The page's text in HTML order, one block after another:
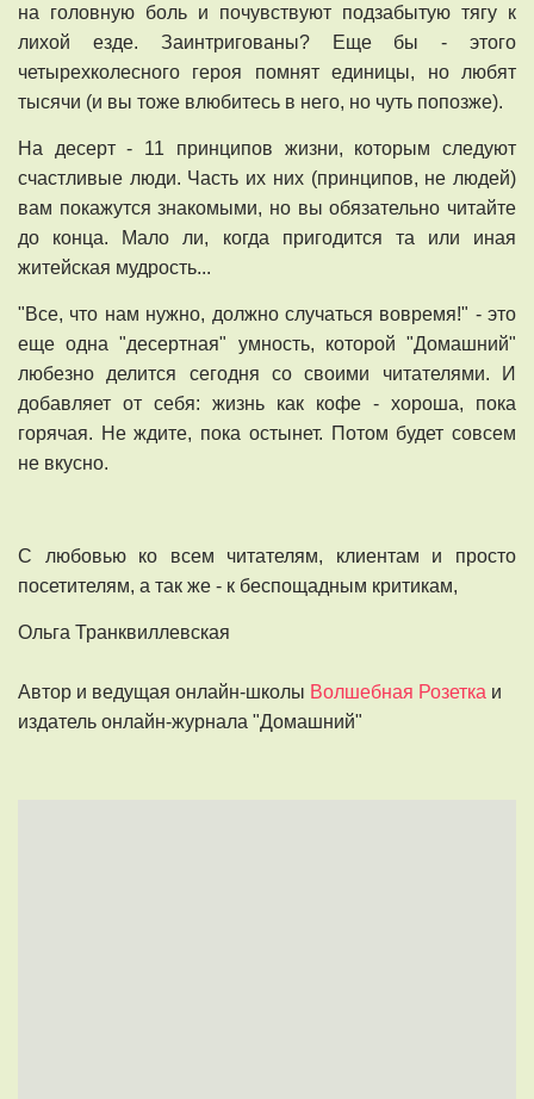
на головную боль и почувствуют подзабытую тягу к
лихой езде. Заинтригованы? Еще бы - этого
четырехколесного героя помнят единицы, но любят
тысячи (и вы тоже влюбитесь в него, но чуть попозже).
На десерт - 11 принципов жизни, которым следуют
счастливые люди. Часть их них (принципов, не людей)
вам покажутся знакомыми, но вы обязательно читайте
до конца. Мало ли, когда пригодится та или иная
житейская мудрость...
"Все, что нам нужно, должно случаться вовремя!" - это
еще одна "десертная" умность, которой "Домашний"
любезно делится сегодня со своими читателями. И
добавляет от себя: жизнь как кофе - хороша, пока
горячая. Не ждите, пока остынет. Потом будет совсем
не вкусно.
С любовью ко всем читателям, клиентам и просто
посетителям, а так же - к беспощадным критикам,
Ольга Транквиллевская
Автор и ведущая онлайн-школы Волшебная Розетка и
издатель онлайн-журнала "Домашний"